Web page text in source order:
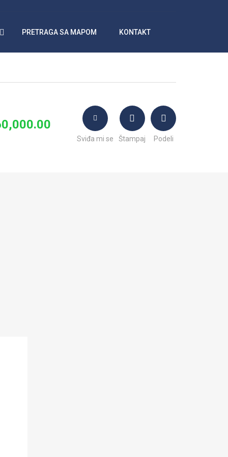
PRETRAGA SA MAPOM KONTAKT
Sviđa mi se Štampaj Podeli